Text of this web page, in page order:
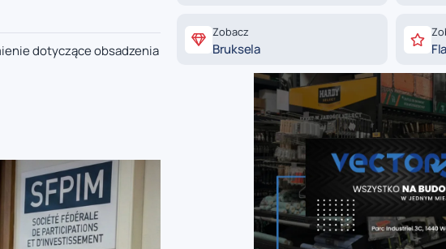
dotyczące obsadzenia
Zobacz
Bruksela